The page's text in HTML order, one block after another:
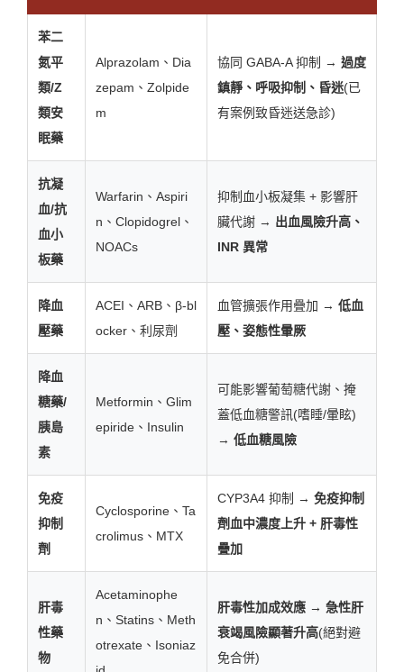
苯二
氮平
類/Z
類安
眠藥
Alprazolam、Dia
zepam、Zolpide
m
協同 GABA-A 抑制 → 過度
鎮靜、呼吸抑制、昏迷(已
有案例致昏迷送急診)
抗凝
血/抗
血小
板藥
Warfarin、Aspiri
n、Clopidogrel、
NOACs
抑制血小板凝集 + 影響肝
臟代謝 → 出血風險升高、
INR 異常
降血
壓藥
ACEI、ARB、β-bl
ocker、利尿劑
血管擴張作用疊加 → 低血
壓、姿態性暈厥
降血
糖藥/
胰島
素
Metformin、Glim
epiride、Insulin
可能影響葡萄糖代謝、掩
蓋低血糖警訊(嗜睡/暈眩)
→ 低血糖風險
免疫
抑制
劑
Cyclosporine、Ta
crolimus、MTX
CYP3A4 抑制 → 免疫抑制
劑血中濃度上升 + 肝毒性
疊加
肝毒
性藥
物
Acetaminophe
n、Statins、Meth
otrexate、Isoniaz
肝毒性加成效應 → 急性肝
衰竭風險顯著升高(絕對避
免合併)